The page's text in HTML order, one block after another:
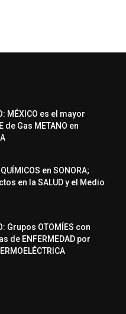
MÉXICO es el mayor
de Gas METANO en
en SONORA;
en la SALUD y el Medio
Grupos OTOMÍES con
de ENFERMEDAD por